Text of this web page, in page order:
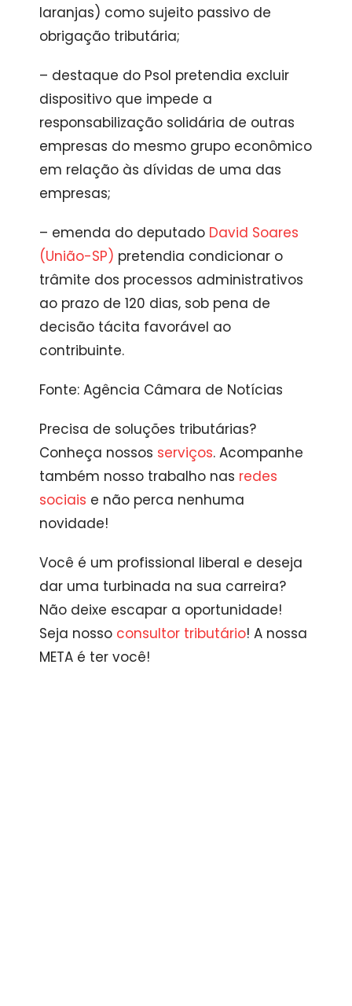
laranjas) como sujeito passivo de
obrigação tributária;
– destaque do Psol pretendia excluir
dispositivo que impede a
responsabilização solidária de outras
empresas do mesmo grupo econômico
em relação às dívidas de uma das
empresas;
– emenda do deputado David Soares
(União-SP) pretendia condicionar o
trâmite dos processos administrativos
ao prazo de 120 dias, sob pena de
decisão tácita favorável ao
contribuinte.
Fonte: Agência Câmara de Notícias
Precisa de soluções tributárias?
Conheça nossos serviços. Acompanhe
também nosso trabalho nas redes
sociais e não perca nenhuma
novidade!
Você é um profissional liberal e deseja
dar uma turbinada na sua carreira?
Não deixe escapar a oportunidade!
Seja nosso consultor tributário! A nossa
META é ter você!